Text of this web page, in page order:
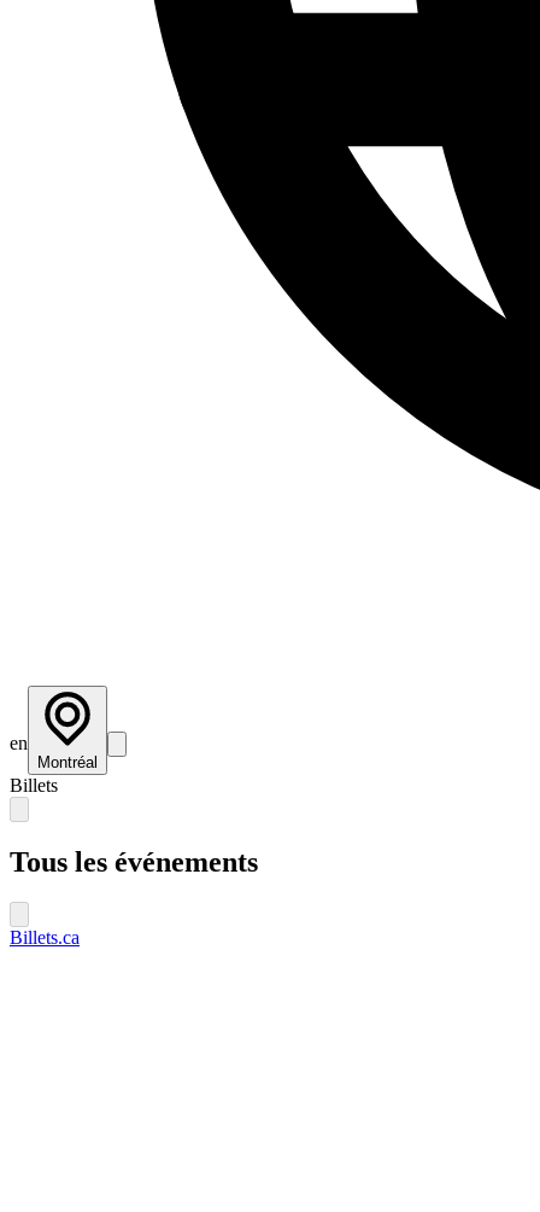
en
Montréal
Billets
Tous les événements
Billets.ca